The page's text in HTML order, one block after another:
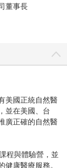
董事長
美國正統自然醫
並在美國、台
廣正確的自然醫
程與體驗營，並
康醫療服務。